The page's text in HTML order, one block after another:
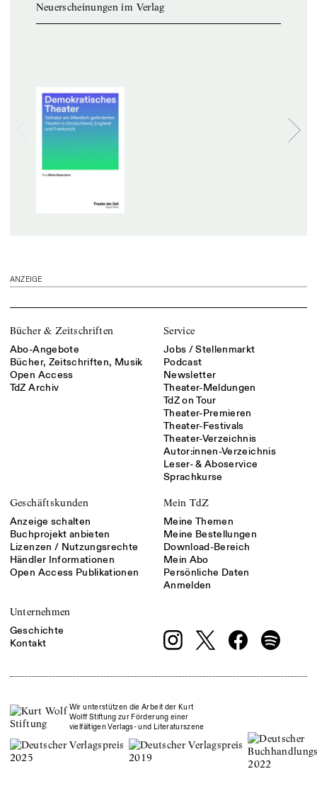
Neuerscheinungen im Verlag
ANZEIGE
Bücher & Zeitschriften
Abo-Angebote
Bücher, Zeitschriften, Musik
Open Access
TdZ Archiv
Service
Jobs / Stellenmarkt
Podcast
Newsletter
Theater-Meldungen
TdZ on Tour
Theater-Premieren
Theater-Festivals
Theater-Verzeichnis
Autor:innen-Verzeichnis
Leser- & Aboservice
Sprachkurse
Geschäftskunden
Anzeige schalten
Buchprojekt anbieten
Lizenzen / Nutzungsrechte
Händler Informationen
Open Access Publikationen
Mein TdZ
Meine Themen
Meine Bestellungen
Download-Bereich
Mein Abo
Persönliche Daten
Anmelden
Unternehmen
Geschichte
Kontakt
Wir unterstützen die Arbeit der Kurt
Wolff Stiftung zur Förderung einer
vielfältigen Verlags- und Literaturszene